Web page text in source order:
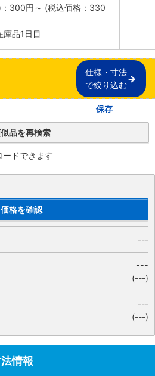
300円 ～ (税込価格： 330
庫品1日目
仕様・寸法
で絞り込む
保存
品を再検索
ドできます
価格を確認
---
---
(---)
---
(---)
情報